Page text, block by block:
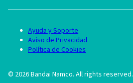
© 2026Bandai Namco. All rights reserved.
Ayuda y Soporte
Aviso de Privacidad
Política de Cookies